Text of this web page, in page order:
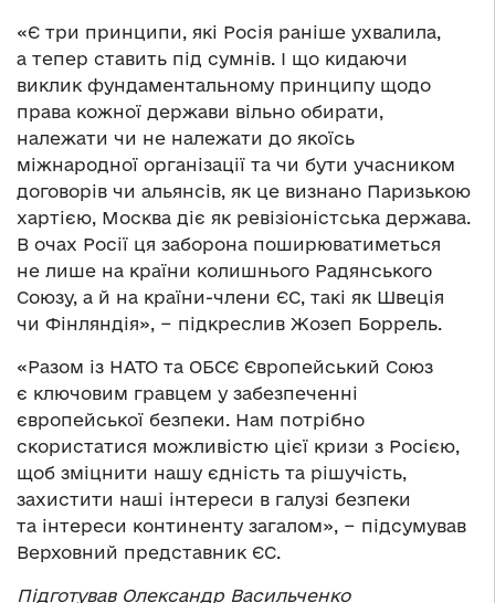
«Є три принципи, які Росія раніше ухвалила,
а тепер ставить під сумнів. І що кидаючи
виклик фундаментальному принципу щодо
права кожної держави вільно обирати,
належати чи не належати до якоїсь
міжнародної організації та чи бути учасником
договорів чи альянсів, як це визнано Паризькою
хартією, Москва діє як ревізіоністська держава.
В очах Росії ця заборона поширюватиметься
не лише на країни колишнього Радянського
Союзу, а й на країни-члени ЄС, такі як Швеція
чи Фінляндія», − підкреслив Жозеп Боррель.
«Разом із НАТО та ОБСЄ Європейський Союз
є ключовим гравцем у забезпеченні
європейської безпеки. Нам потрібно
скористатися можливістю цієї кризи з Росією,
щоб зміцнити нашу єдність та рішучість,
захистити наші інтереси в галузі безпеки
та інтереси континенту загалом», − підсумував
Верховний представник ЄС.
Підготував Олександр Васильченко